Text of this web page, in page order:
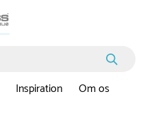
Inspiration Om os